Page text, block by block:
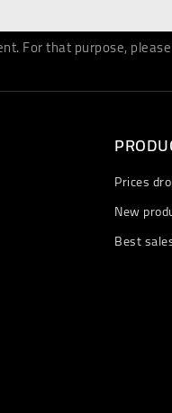
For that purpose,
Prices
New
Best